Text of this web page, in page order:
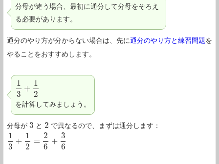
分母が違う場合、最初に通分して分母をそろえ
る必要があります。
通分のやり方が分からない場合は、先に通分のやり方と練習問題を
やることをおすすめします。
1
3
+
1
2
13 +1 2
を計算してみましょう。
分母が 3
3 と 2
2 で異なるので、まずは通分します：
1
3
+
1
2
=
2
6
+
3
6
13 +1 2= 6+ 36